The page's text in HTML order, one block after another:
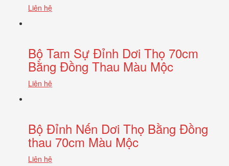
Liên hệ
Bộ Tam Sự Đỉnh Dơi Thọ 70cm
Bằng Đồng Thau Màu Mộc
Liên hệ
Bộ Đỉnh Nến Dơi Thọ Bằng Đồng
thau 70cm Màu Mộc
Liên hệ